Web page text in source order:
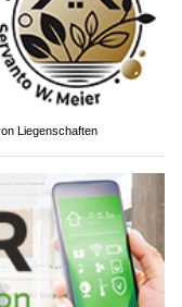
Liegenschaften